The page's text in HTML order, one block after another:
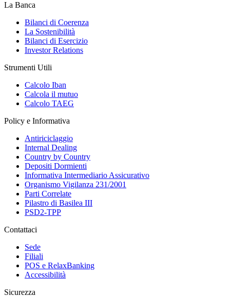
La Banca
Bilanci di Coerenza
La Sostenibilità
Bilanci di Esercizio
Investor Relations
Strumenti Utili
Calcolo Iban
Calcola il mutuo
Calcolo TAEG
Policy e Informativa
Antiriciclaggio
Internal Dealing
Country by Country
Depositi Dormienti
Informativa Intermediario Assicurativo
Organismo Vigilanza 231/2001
Parti Correlate
Pilastro di Basilea III
PSD2-TPP
Contattaci
Sede
Filiali
POS e RelaxBanking
Accessibilità
Sicurezza